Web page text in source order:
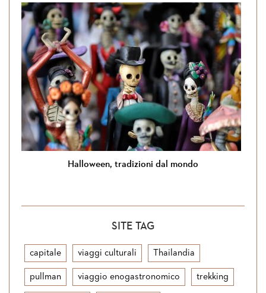
Halloween, tradizioni dal mondo
SITE TAG
capitale viaggi culturali Thailandia
pullman viaggio enogastronomico trekking